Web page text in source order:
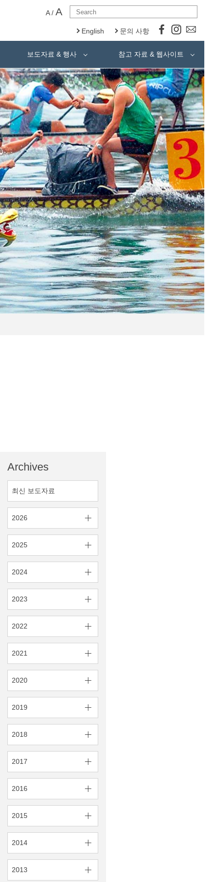
A/ A
English 문의 사항
보도자료 & 행사 참고 자료 & 웹사이트
Archives
최신 보도자료
2026
2025
2024
2023
2022
2021
2020
2019
2018
2017
2016
2015
2014
2013